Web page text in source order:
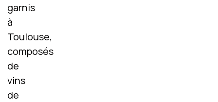
garnis
à
Toulouse,
composés
de
vins
de